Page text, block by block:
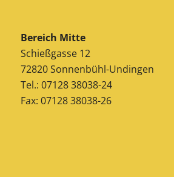
Bereich Mitte
Schießgasse 12
72820 Sonnenbühl-Undingen
Tel.: 07128 38038-24
Fax: 07128 38038-26